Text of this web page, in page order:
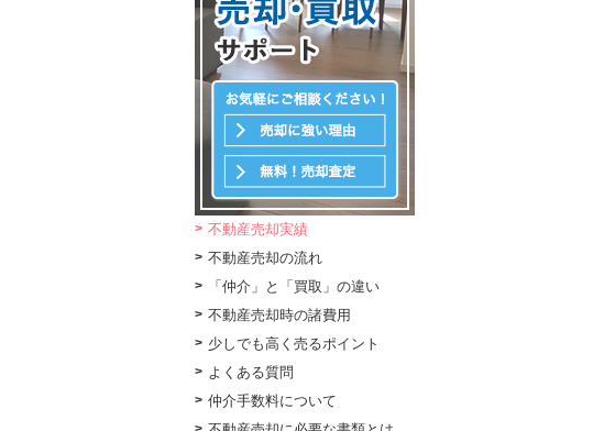
不動産売却実績
不動産売却の流れ
「仲介」と「買取」の違い
不動産売却時の諸費用
少しでも高く売るポイント
よくある質問
仲介手数料について